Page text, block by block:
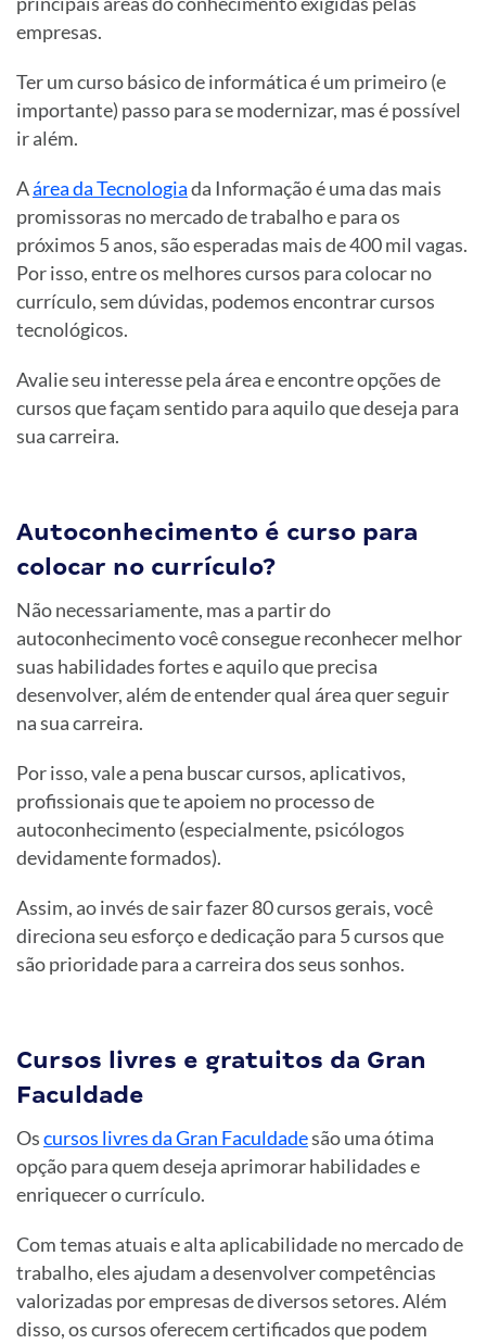
empresas.
Ter um curso básico de informática é um primeiro (e
importante) passo para se modernizar, mas é possível
ir além.
Aárea da Tecnologiada Informação é uma das mais
promissoras no mercado de trabalho e para os
próximos 5 anos, são esperadas mais de 400 mil vagas.
Por isso, entre os melhores cursos para colocar no
currículo, sem dúvidas, podemos encontrar cursos
tecnológicos.
Avalie seu interesse pela área e encontre opções de
cursos que façam sentido para aquilo que deseja para
sua carreira.
Autoconhecimento é curso para
colocar no currículo?
Não necessariamente, mas a partir do
autoconhecimento você consegue reconhecer melhor
suas habilidades fortes e aquilo que precisa
desenvolver, além de entender qual área quer seguir
na sua carreira.
Por isso, vale a pena buscar cursos, aplicativos,
profissionais que te apoiem no processo de
autoconhecimento (especialmente, psicólogos
devidamente formados).
Assim, ao invés de sair fazer 80 cursos gerais, você
direciona seu esforço e dedicação para 5 cursos que
são prioridade para a carreira dos seus sonhos.
Cursos livres e gratuitos da Gran
Faculdade
Oscursos livres da Gran Faculdadesão uma ótima
opção para quem deseja aprimorar habilidades e
enriquecer o currículo.
Com temas atuais e alta aplicabilidade no mercado de
trabalho, eles ajudam a desenvolver competências
valorizadas por empresas de diversos setores. Além
disso, os cursos oferecem certificados que podem